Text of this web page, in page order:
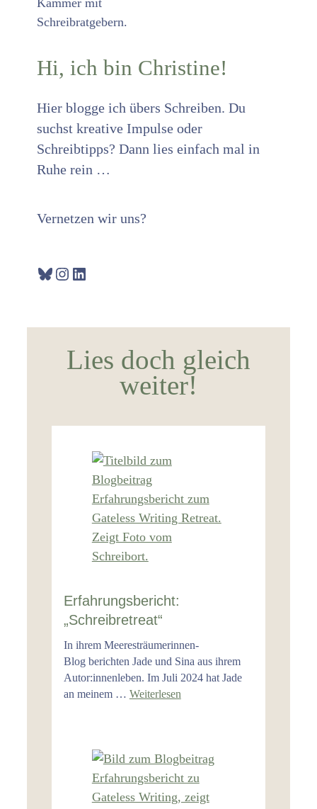
Hi, ich bin Christine!
Hier blogge ich übers Schreiben. Du
suchst kreative Impulse oder
Schreibtipps? Dann lies einfach mal in
Ruhe rein …
Vernetzen wir uns?
Bluesky
Instagram
LinkedIn
Lies doch gleich
weiter!
Erfahrungsbericht:
„Schreibretreat“
In ihrem Meeresträumerinnen-
Blog berichten Jade und Sina aus ihrem
Autor:innenleben. Im Juli 2024 hat Jade
an meinem … Weiterlesen